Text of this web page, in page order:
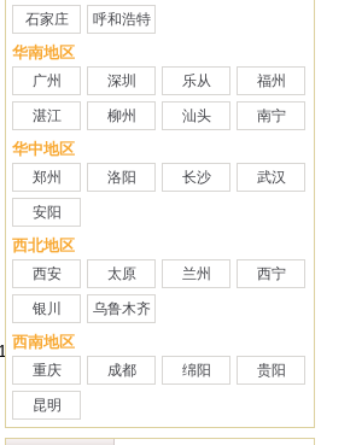
GH20 GH22 GH25 GH27 GH33 GH33A
石家庄 呼和浩特
华南地区
广州 深圳 乐从 福州
湛江 柳州 汕头 南宁
华中地区
郑州 洛阳 长沙 武汉
安阳
西北地区
西安 太原 兰州 西宁
银川 乌鲁木齐
西南地区
重庆 成都 绵阳 贵阳
昆明